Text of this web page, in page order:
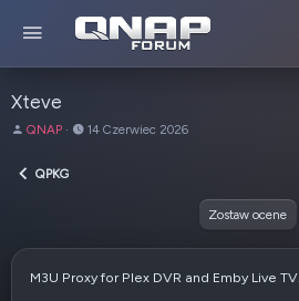
Xteve
A
t
QNAP
D
w
14 Czerwiec 2026
QPKG
Zostaw ocene
M3U Proxy for Plex DVR and Emby Live TV.